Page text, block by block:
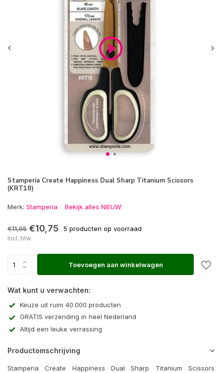
Stamperia Create Happiness Dual Sharp Titanium Scissors
(KRT18)
Merk: Stamperia Bekijk alles NIEUW:
€11,95 €10,75 5 producten op voorraad
Incl. btw
Toevoegen aan winkelwagen
Wat kunt u verwachten:
Keuze uit ruim 40.000 producten
GRATIS verzending in heel Nederland
Altijd een leuke verrassing
Productomschrijving
Stamperia Create Happiness Dual Sharp Titanium Scissors